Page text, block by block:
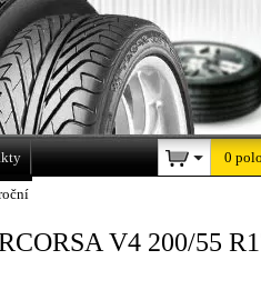
V4 200/55
0